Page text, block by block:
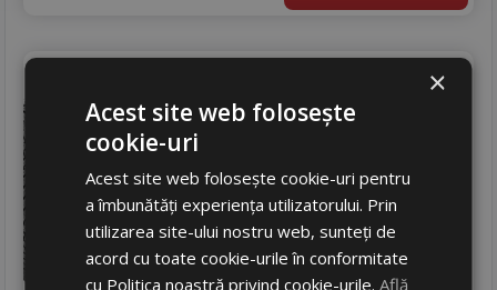
205/50 R16 87V
DOT 25
Consum D
Aderenta B
Zgomot A 70 dB
449RON
×
Acest site web folosește
cookie-uri
Acest site web folosește cookie-uri pentru
a îmbunătăți experiența utilizatorului. Prin
utilizarea site-ului nostru web, sunteți de
acord cu toate cookie-urile în conformitate
cu Politica noastră privind cookie-urile.Află